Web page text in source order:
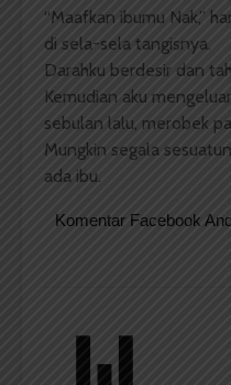
“Maafkan ibumu Nak,”
di sela-sela tangisnya.
Darahku berdesir dan
Kemudian aku
sebulan lalu, merobek
Mungkin segala
ada ibu.
Komentar Facebook